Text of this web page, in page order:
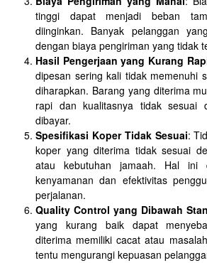
tinggi dapat menjadi beban
diinginkan. Banyak pelanggan
dengan biaya pengiriman yang tidak
Hasil Pengerjaan yang Kurang
dipesan sering kali tidak memenuhi
diharapkan. Barang yang diterima
rapi dan kualitasnya tidak sesuai
dibayar.
Spesifikasi Koper Tidak Sesuai:
koper yang diterima tidak sesuai
atau kebutuhan jamaah. Hal ini
kenyamanan dan efektivitas
perjalanan.
Quality Control yang Dibawah
yang kurang baik dapat
diterima memiliki cacat atau
tentu mengurangi kepuasan